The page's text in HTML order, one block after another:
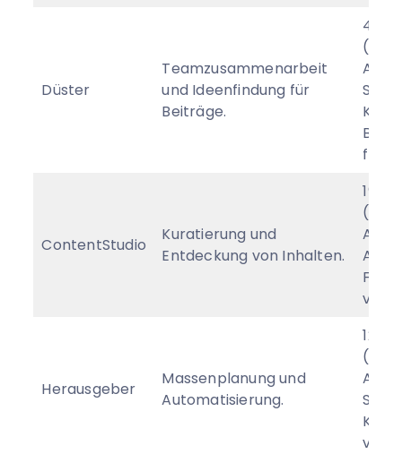
Düster
Teamzusammenarbeit
und Ideenfindung für
Beiträge.
49
free
ContentStudio
Kuratierung und
Entdeckung von Inhalten.
19
Free
Herausgeber
Massenplanung und
Automatisierung.
12